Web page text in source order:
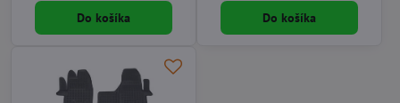
Do košíka Do košíka